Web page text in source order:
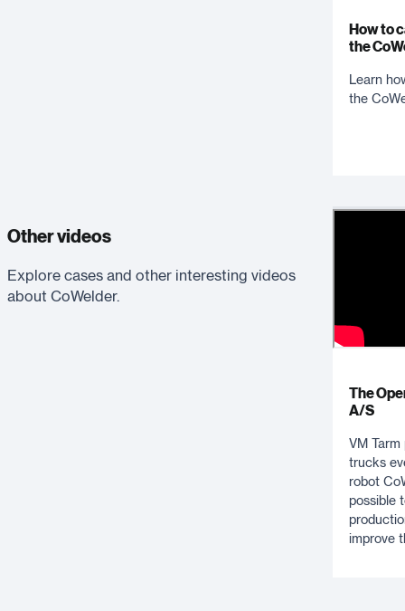
How to
the
Learn
the
Other videos
Explore cases and other interesting videos
about CoWelder.
The
A/S
VM
trucks
robot
possible
improve